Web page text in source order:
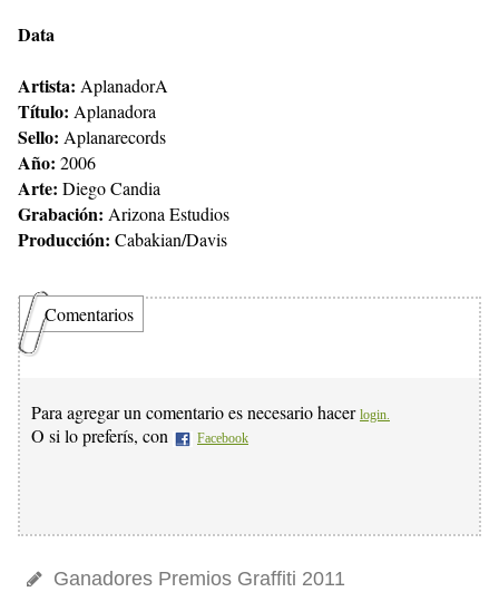
Data
Artista: AplanadorA
Título: Aplanadora
Sello: Aplanarecords
Año: 2006
Arte: Diego Candia
Grabación: Arizona Estudios
Producción: Cabakian/Davis
Comentarios
Para agregar un comentario es necesario hacer login.
O si lo preferís, con Facebook
Ganadores Premios Graffiti 2011